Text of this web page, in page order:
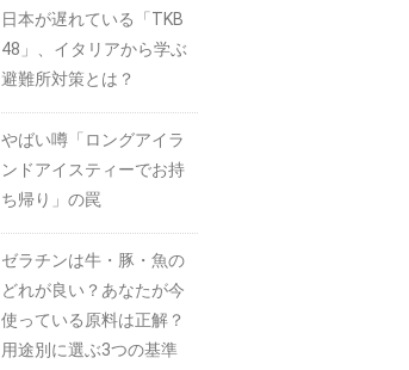
日本が遅れている「TKB
48」、イタリアから学ぶ
避難所対策とは？
やばい噂「ロングアイラ
ンドアイスティーでお持
ち帰り」の罠
ゼラチンは牛・豚・魚の
どれが良い？あなたが今
使っている原料は正解？
用途別に選ぶ3つの基準